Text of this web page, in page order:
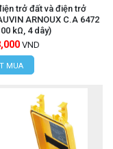
trở đất và điện trở
ARNOUX C.A 6472
kΩ, 4 dây)
VND
MUA